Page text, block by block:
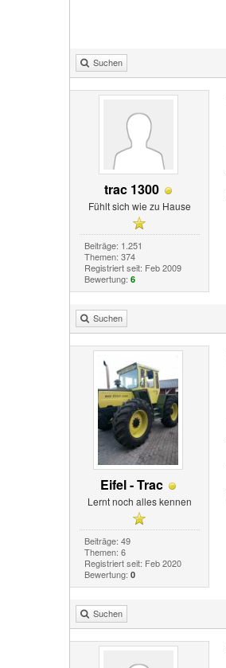
Suchen
trac 1300
Fühlt sich wie zu Hause
Beiträge: 1.251
Themen: 374
Registriert seit: Feb 2009
Bewertung: 6
Suchen
Eifel - Trac
Lernt noch alles kennen
Beiträge: 49
Themen: 6
Registriert seit: Feb 2020
Bewertung: 0
Suchen